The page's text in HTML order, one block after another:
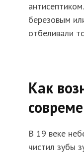
березовым
отбеливали
Как
В 19 веке
чистил зубы